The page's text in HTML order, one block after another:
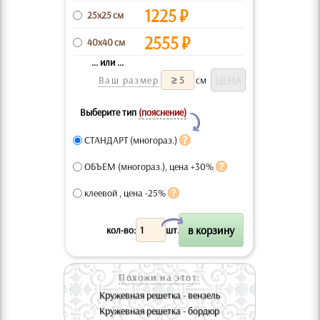
25x25 см 1225₽
40x40 см 2555₽
... или ...
Ваш размер
см
Выберите тип (пояснение)
Y
СТАНДАРТ (многораз.)
ОБЪЕМ (многораз.), цена +30%
клеевой , цена -25%
кол-во: шт.
X
Похожи на этот:
Кружевная решетка - вензель
Кружевная решетка - бордюр